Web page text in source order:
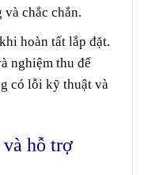
và chắc chắn.
hoàn tất lắp đặt.
nghiệm thu để
có lỗi kỹ thuật và
và hỗ trợ